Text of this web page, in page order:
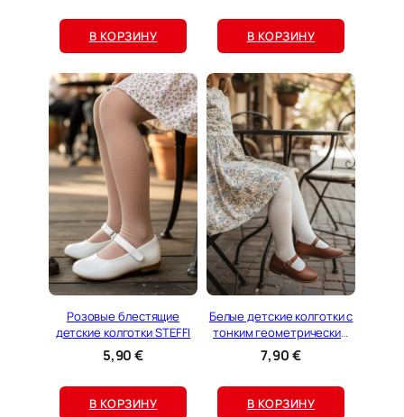
В КОРЗИНУ В КОРЗИНУ
Розовые блестящие
детские колготки STEFFI
5,90€
В КОРЗИНУ
Белые детские колготки с
тонким геометрическим
узором YAP
7,90€
В КОРЗИНУ